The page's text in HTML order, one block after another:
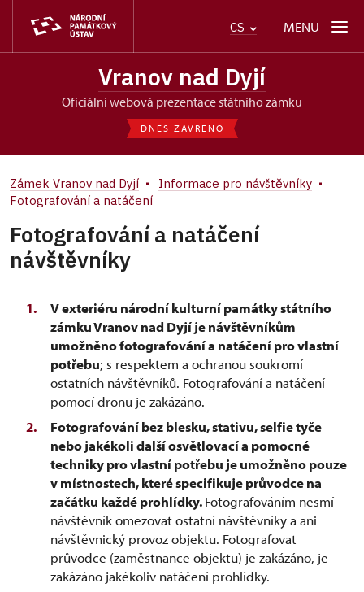
CS MENU
Vranov nad Dyjí
oficiální webová prezentace státního zámku
DNES ZAVŘENO
Zámek Vranov nad Dyjí
Informace pro návštěvníky
Fotografování a natáčení
Fotografování a natáčení
návštěvníky
V exteriéru národní kulturní památky státního
zámku Vranov nad Dyjí je návštěvníkům
umožněno fotografování a natáčení pro vlastní
potřebu; s respektem a ochranou soukromí
ostatních návštěvníků. Fotografování a natáčení
pomocí dronu je zakázáno.
Fotografování bez blesku, stativu, selfie tyče
nebo jakékoli další osvětlovací a pomocné
techniky pro vlastní potřebu je umožněno pouze
v místnostech, které specifikuje průvodce na
začátku každé prohlídky.Fotografováním nesmí
návštěvník omezovat ostatní návštěvníky a ani
návštěvnický provoz objektu. Fotografovat
průvodce (zaměstnance objektu) je zakázáno, je
zakázáno jakékoliv natáčení prohlídky.